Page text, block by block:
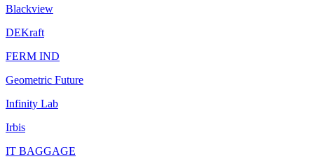
Blackview
DEKraft
FERM IND
Geometric Future
Infinity Lab
Irbis
IT BAGGAGE